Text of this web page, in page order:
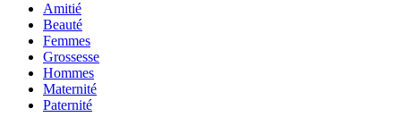
Amitié
Beauté
Femmes
Grossesse
Hommes
Maternité
Paternité